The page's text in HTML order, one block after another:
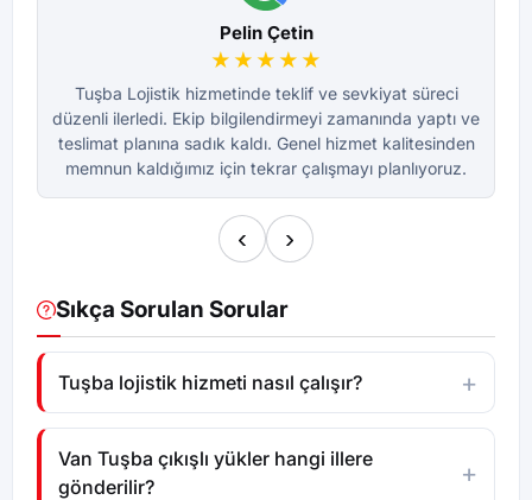
Pelin Çetin
★★★★★
Tuşba Lojistik hizmetinde teklif ve sevkiyat süreci
düzenli ilerledi. Ekip bilgilendirmeyi zamanında yaptı ve
teslimat planına sadık kaldı. Genel hizmet kalitesinden
memnun kaldığımız için tekrar çalışmayı planlıyoruz.
‹ ›
Sıkça Sorulan Sorular
Tuşba lojistik hizmeti nasıl çalışır?
Van Tuşba çıkışlı yükler hangi illere
gönderilir?